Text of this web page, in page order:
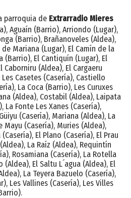
parroquia de Extrarradio Mieres
Aguaín (Barrio), Arriondo (Lugar),
(Barrio), Brañanoveles (Aldea),
Mariana (Lugar), El Camín de la
(Barrio), El Cantiquín (Lugar), El
Caborniru (Aldea), El Cargaeru
Casetes (Casería), Castiello
La Coca (Barrio), Les Curuxes
(Aldea), Costabil (Aldea), Laipata
La Fonte Les Xanes (Casería),
(Casería), Mariana (Aldea), La
(Casería), Muries (Aldea),
El Plano (Casería), El Prau
La Raíz (Aldea), Requintín
Rosamiana (Casería), La Rotella
(Aldea), El Saltu L´agua (Aldea), El
La Teyera Bazuelo (Casería),
Les Vallines (Casería), Les Villes